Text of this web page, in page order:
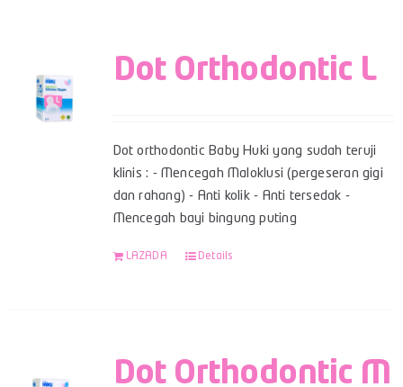
Dot Orthodontic L
Dot orthodontic Baby Huki yang sudah teruji
klinis : - Mencegah Maloklusi (pergeseran gigi
dan rahang) - Anti kolik - Anti tersedak -
Mencegah bayi bingung puting
LAZADA Details
Dot Orthodontic M